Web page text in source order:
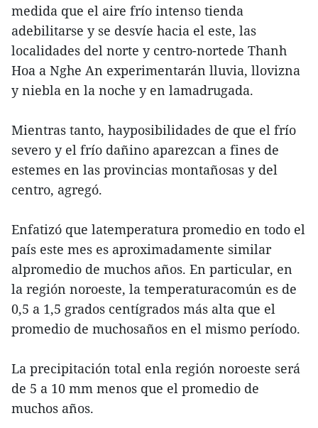
medida que el aire frío intenso tienda
adebilitarse y se desvíe hacia el este, las
localidades del norte y centro-nortede Thanh
Hoa a Nghe An experimentarán lluvia, llovizna
y niebla en la noche y en lamadrugada.
Mientras tanto, hayposibilidades de que el frío
severo y el frío dañino aparezcan a fines de
estemes en las provincias montañosas y del
centro, agregó.
Enfatizó que latemperatura promedio en todo el
país este mes es aproximadamente similar
alpromedio de muchos años. En particular, en
la región noroeste, la temperaturacomún es de
0,5 a 1,5 grados centígrados más alta que el
promedio de muchosaños en el mismo período.
La precipitación total enla región noroeste será
de 5 a 10 mm menos que el promedio de
muchos años.